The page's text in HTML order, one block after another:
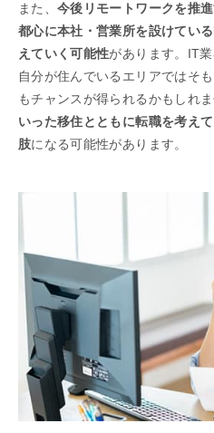
また、今後リモートワークを推
都心に本社・営業所を設けてい
えていく可能性があります。IT
自分が住んでいるエリアではそ
もチャンスが得られるかもしれ
いった移住とともに転職を考え
肢になる可能性があります。